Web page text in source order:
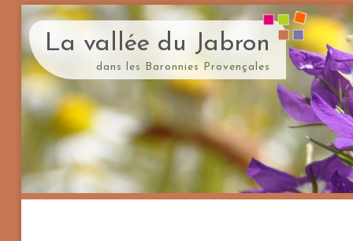
La vallée du Jabron
dans les Baronnies Provençales